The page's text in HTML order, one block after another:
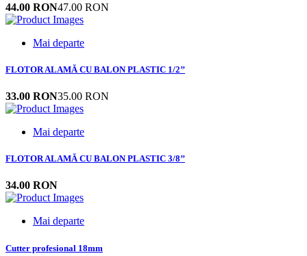
44.00 RON47.00 RON
Mai departe
FLOTOR ALAMĂ CU BALON PLASTIC 1/2’’
33.00 RON35.00 RON
Mai departe
FLOTOR ALAMĂ CU BALON PLASTIC 3/8’’
34.00 RON
Mai departe
Cutter profesional 18mm